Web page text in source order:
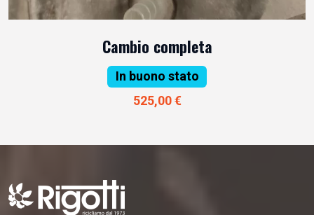
Cambio completa
In buono stato
525,00 €